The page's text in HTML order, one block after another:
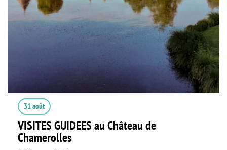
31 août
VISITES GUIDEES au Château de
Chamerolles